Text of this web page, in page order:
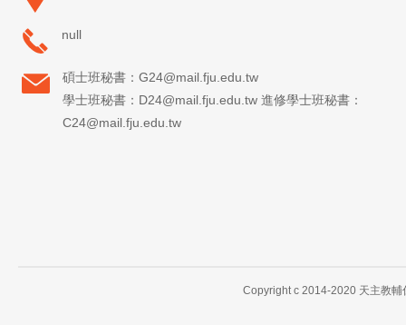
null
碩士班秘書：G24@mail.fju.edu.tw
學士班秘書：D24@mail.fju.edu.tw 進修學士班秘書：
C24@mail.fju.edu.tw
Copyright c 2014-2020 天主教